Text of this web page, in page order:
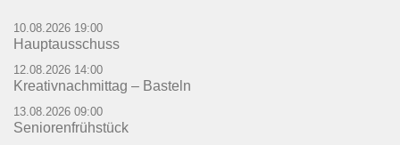
10.08.2026 19:00
Hauptausschuss
12.08.2026 14:00
Kreativnachmittag – Basteln
13.08.2026 09:00
Seniorenfrühstück